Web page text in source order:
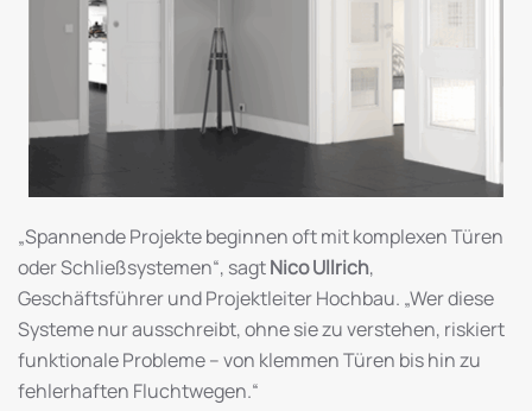
„Spannende Projekte beginnen oft mit komplexen Türen
oder Schließsystemen“, sagtNico Ullrich,
Geschäftsführer und Projektleiter Hochbau. „Wer diese
Systeme nur ausschreibt, ohne sie zu verstehen, riskiert
funktionale Probleme – von klemmen Türen bis hin zu
fehlerhaften Fluchtwegen.“